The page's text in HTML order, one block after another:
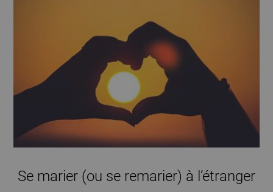
Se marier (ou se remarier) à l’étranger